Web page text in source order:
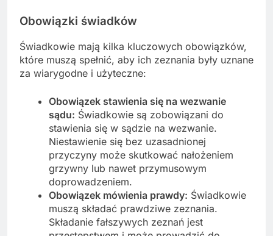
Obowiązki świadków
Świadkowie mają kilka kluczowych obowiązków,
które muszą spełnić, aby ich zeznania były uznane
za wiarygodne i użyteczne:
Obowiązek stawienia się na wezwanie
sądu: Świadkowie są zobowiązani do
stawienia się w sądzie na wezwanie.
Niestawienie się bez uzasadnionej
przyczyny może skutkować nałożeniem
grzywny lub nawet przymusowym
doprowadzeniem.
Obowiązek mówienia prawdy: Świadkowie
muszą składać prawdziwe zeznania.
Składanie fałszywych zeznań jest